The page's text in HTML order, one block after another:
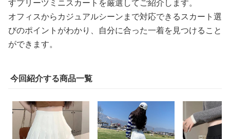
すプリーツミニスカートを厳選してご紹介します。
オフィスからカジュアルシーンまで対応できるスカート選
びのポイントがわかり、自分に合った一着を見つけること
ができます。
今回紹介する商品一覧